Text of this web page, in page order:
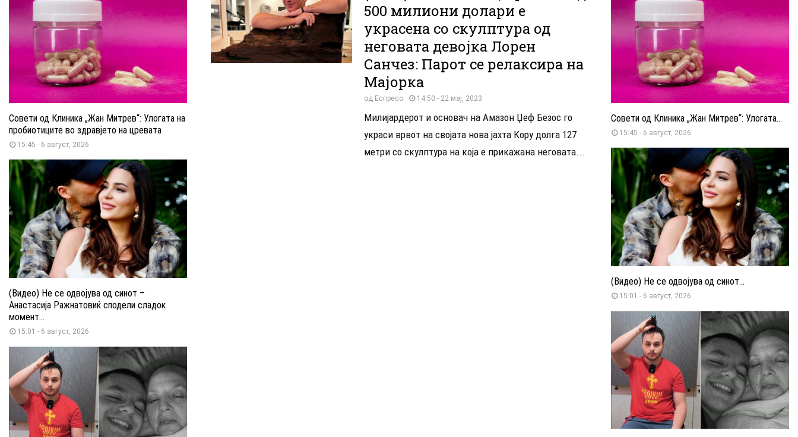
500 милиони долари е
украсена со скулптура од
неговата девојка Лорен
Санчез: Парот се релаксира на
Мајорка
од Еспресо 14:50 - 22 мај, 2023
Милијардерот и основач на Амазон Џеф Безос го
украси врвот на својата нова јахта Кору долга 127
метри со скулптура на која е прикажана неговата...
Совети од Клиника „Жан Митрев“: Улогата на
пробиотиците во здравјето на цревата
15:45 - 6 август, 2026
(Видео) Не се одвојува од синот –
Анастасија Ражнатовиќ сподели сладок
момент...
15:01 - 6 август, 2026
Совети од Клиника „Жан Митрев“: Улогата...
15:45 - 6 август, 2026
(Видео) Не се одвојува од синот...
15:01 - 6 август, 2026